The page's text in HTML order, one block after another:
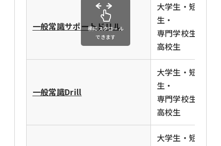
一般常識サポートドリル
大学生・短大
生・
専門学校生・
高校生
一般常識Drill
大学生・短大
生・
専門学校生・
高校生
大学生・短大
横にスクロール
できます